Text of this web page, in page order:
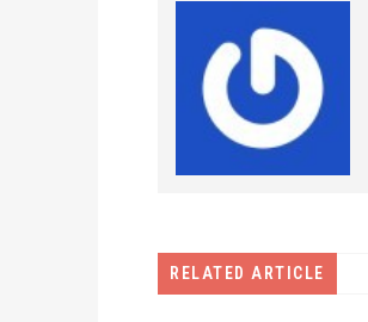
RELATED ARTICLE